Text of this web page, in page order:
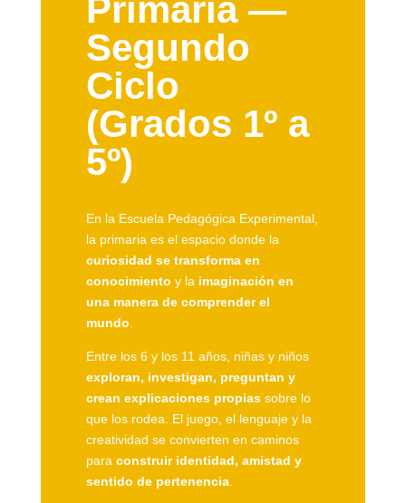
Primaria —
Segundo
Ciclo
(Grados 1º a
5º)
En la Escuela Pedagógica Experimental,
la primaria es el espacio donde la
curiosidad se transforma en
conocimiento y la imaginación en
una manera de comprender el
mundo
Entre los 6 y los 11 años, niñas y niños
exploran, investigan, preguntan y
crean explicaciones propiassobre lo
que los rodea. El juego, el lenguaje y la
creatividad se convierten en caminos
para construir identidad, amistad y
sentido de pertenencia.